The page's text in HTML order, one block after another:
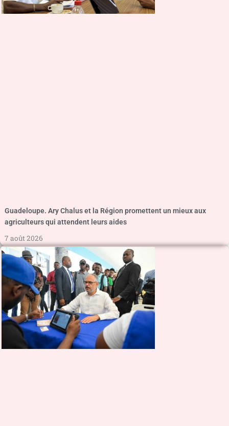
Guadeloupe. Ary Chalus et la Région promettent un mieux aux
agriculteurs qui attendent leurs aides
7 août 2026